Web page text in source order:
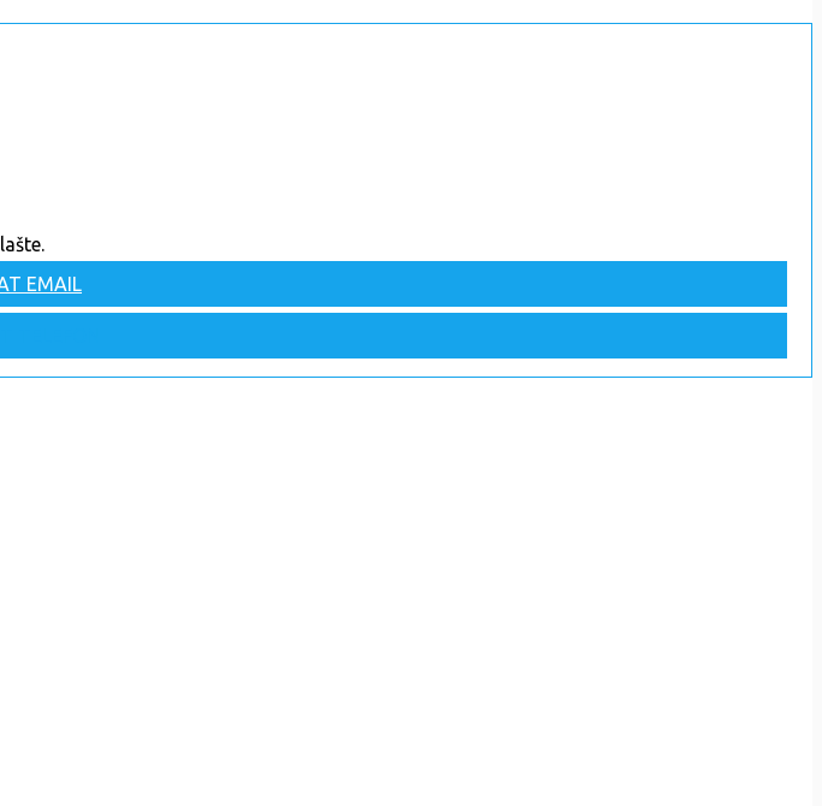
EMAIL